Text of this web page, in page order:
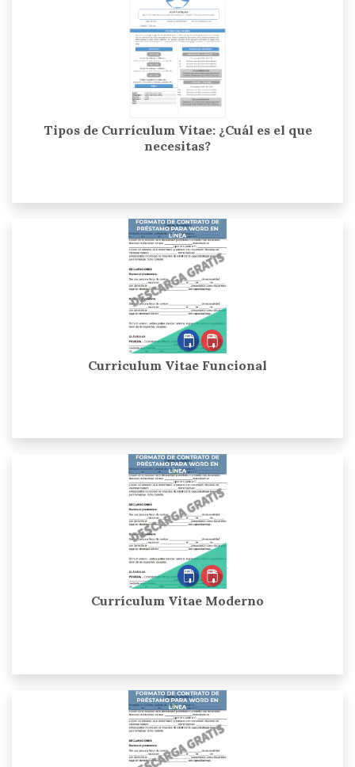
Tipos de Currículum Vitae: ¿Cuál es el que
necesitas?
Curriculum Vitae Funcional
Currículum Vitae Moderno